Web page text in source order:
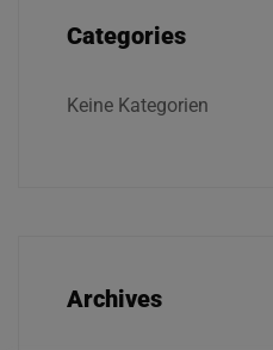
Categories
Keine Kategorien
Archives